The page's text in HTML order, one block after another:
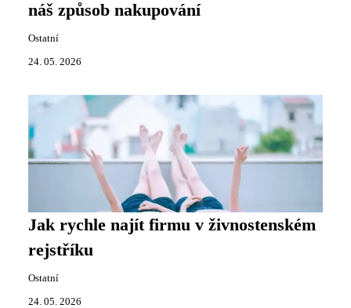
náš způsob nakupování
Ostatní
24. 05. 2026
Jak rychle najít firmu v živnostenském
rejstříku
Ostatní
24. 05. 2026